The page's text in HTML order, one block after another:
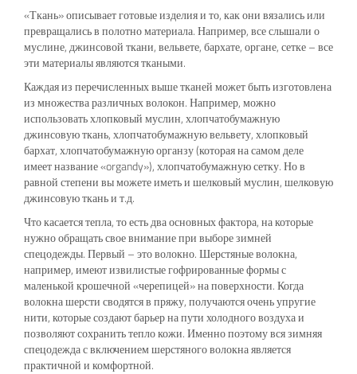
«Ткань» описывает готовые изделия и то, как они вязались или
превращались в полотно материала. Например, все слышали о
муслине, джинсовой ткани, вельвете, бархате, органе, сетке – все
эти материалы являются ткаными.
Каждая из перечисленных выше тканей может быть изготовлена
​​из множества различных волокон. Например, можно
использовать хлопковый муслин, хлопчатобумажную
джинсовую ткань, хлопчатобумажную вельвету, хлопковый
бархат, хлопчатобумажную органзу (которая на самом деле
имеет название «organdy»), хлопчатобумажную сетку. Но в
равной степени вы можете иметь и шелковый муслин, шелковую
джинсовую ткань и т.д.
Что касается тепла, то есть два основных фактора, на которые
нужно обращать свое внимание при выборе зимней
спецодежды. Первый – это волокно. Шерстяные волокна,
например, имеют извилистые гофрированные формы с
маленькой крошечной «черепицей» на поверхности. Когда
волокна шерсти сводятся в пряжу, получаются очень упругие
нити, которые создают барьер на пути холодного воздуха и
позволяют сохранить тепло кожи. Именно поэтому вся зимняя
спецодежда с включением шерстяного волокна является
практичной и комфортной.